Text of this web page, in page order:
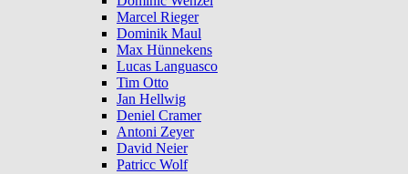
Marcel Rieger
Dominik Maul
Max Hünnekens
Lucas Languasco
Tim Otto
Jan Hellwig
Deniel Cramer
Antoni Zeyer
David Neier
Patricc Wolf